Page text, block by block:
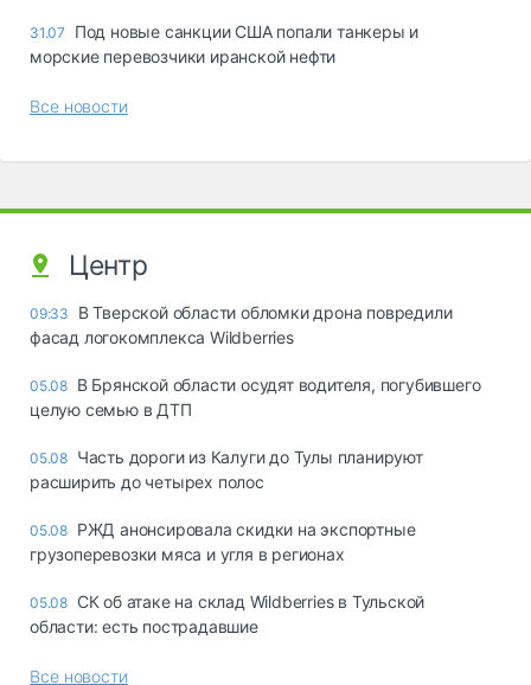
31.07
Под новые санкции США попали танкеры и
морские перевозчики иранской нефти
Все новости
Центр
09:33
В Тверской области обломки дрона повредили
фасад логокомплекса Wildberries
05.08 В Брянской области осудят водителя, погубившего
целую семью в ДТП
05.08 Часть дороги из Калуги до Тулы планируют
расширить до четырех полос
05.08 РЖД анонсировала скидки на экспортные
грузоперевозки мяса и угля в регионах
05.08 СК об атаке на склад Wildberries в Тульской
области: есть пострадавшие
Все новости